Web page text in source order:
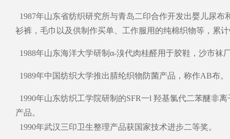
1987年山东省纺织研究所与青岛二印合作开发出婴儿尿
衫裤，毛巾以及供制作买单、工作服用的纯棉
1988年山东海洋大学研制α-溴代肉桂醛用于胶鞋，沙市袜
1989年中国纺织大学推出腈纶织物防菌产品，称作AB布。
1990年山东纺织工学院研制的SFR一l 羟基氯代二苯醚非
产品。
1990年武汉三印卫生整理产品获国家技术进步二等奖。